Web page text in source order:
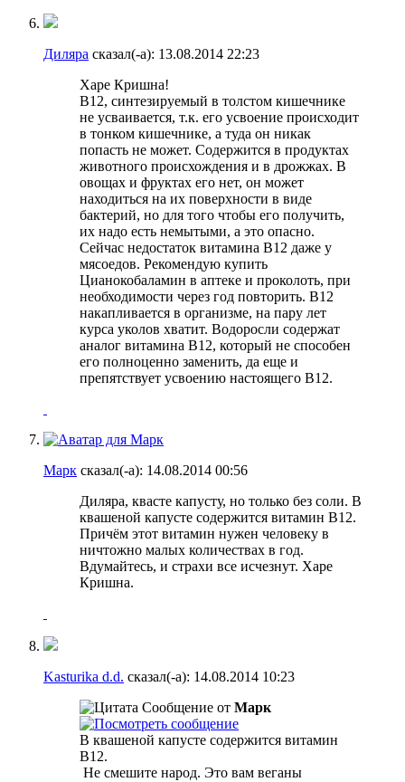
Диляра сказал(-а): 13.08.2014 22:23
Харе Кришна!
B12, синтезируемый в толстом кишечнике
не усваивается, т.к. его усвоение происходит
в тонком кишечнике, а туда он никак
попасть не может. Содержится в продуктах
животного происхождения и в дрожжах. В
овощах и фруктах его нет, он может
находиться на их поверхности в виде
бактерий, но для того чтобы его получить,
их надо есть немытыми, а это опасно.
Сейчас недостаток витамина B12 даже у
мясоедов. Рекомендую купить
Цианокобаламин в аптеке и проколоть, при
необходимости через год повторить. B12
накапливается в организме, на пару лет
курса уколов хватит. Водоросли содержат
аналог витамина B12, который не способен
его полноценно заменить, да еще и
препятствует усвоению настоящего B12.
Марк сказал(-а): 14.08.2014 00:56
Диляра, квасте капусту, но только без соли. В
квашеной капусте содержится витамин B12.
Причём этот витамин нужен человеку в
ничтожно малых количествах в год.
Вдумайтесь, и страхи все исчезнут. Харе
Кришна.
Kasturika d.d. сказал(-а): 14.08.2014 10:23
Сообщение от Марк
В квашеной капусте содержится витамин
B12.
Не смешите народ. Это вам веганы